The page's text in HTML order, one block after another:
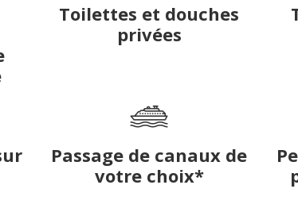
Toilettes et douches
privées
Passage de canaux de
votre choix*